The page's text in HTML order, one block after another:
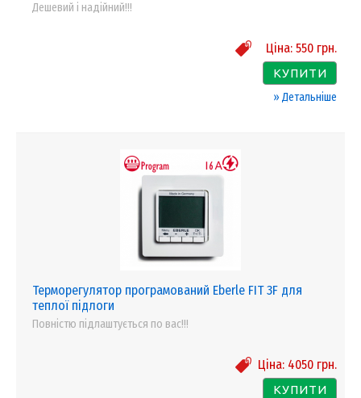
Дешевий і надійний!!!
Ціна: 550 грн.
КУПИТИ
» Детальніше
Терморегулятор програмований Eberle FIT 3F для
теплої підлоги
Повністю підлаштується по вас!!!
Ціна: 4050 грн.
КУПИТИ